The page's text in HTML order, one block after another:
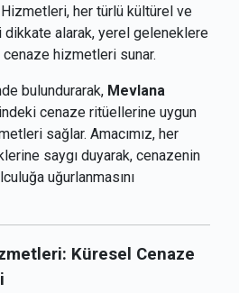
her türlü kültürel ve
alarak, yerel geleneklere
hizmetleri sunar.
bulundurarak, Mevlana
cenaze ritüellerine uygun
sağlar. Amacımız, her
saygı duyarak, cenazenin
uğurlanmasını
Küresel Cenaze